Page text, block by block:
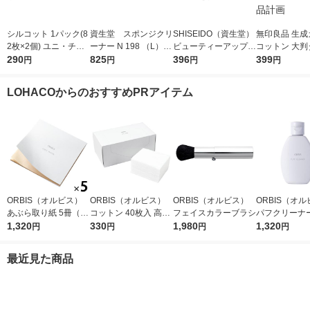
シルコット 1パック(8
2枚×2個) ユニ・チャ
ーム コットンパフ
290円
資生堂 スポンジクリ
ーナー N 198 （L） 1
20mL
825円
SHISEIDO（資生堂）
ビューティーアップコ
ットン G 108枚
396円
無印良品 生成
コットン 大
８８枚入 約
399円
LOHACOからのおすすめPRアイテム
ORBIS（オルビス）
あぶら取り紙 5冊（30
枚×5冊）
1,320円
ORBIS（オルビス）
コットン 40枚入 高級
綿100％
330円
ORBIS（オルビス）
フェイスカラーブラシ
1,980円
ORBIS（オル
パフクリーナ
×2個
1,320円
最近見た商品